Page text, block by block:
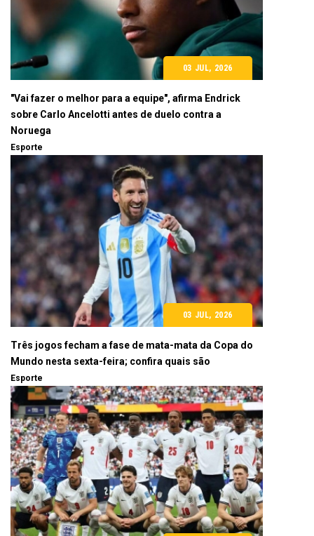
03 JUL, 2026
"Vai fazer o melhor para a equipe", afirma Endrick
sobre Carlo Ancelotti antes de duelo contra a
Noruega
Esporte
03 JUL, 2026
Três jogos fecham a fase de mata-mata da Copa do
Mundo nesta sexta-feira; confira quais são
Esporte